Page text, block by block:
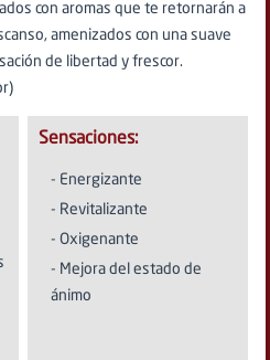
con aromas que te retornarán a
amenizados con una suave
de libertad y frescor.
Sensaciones:
- Energizante
- Revitalizante
- Oxigenante
- Mejora del estado de
ánimo